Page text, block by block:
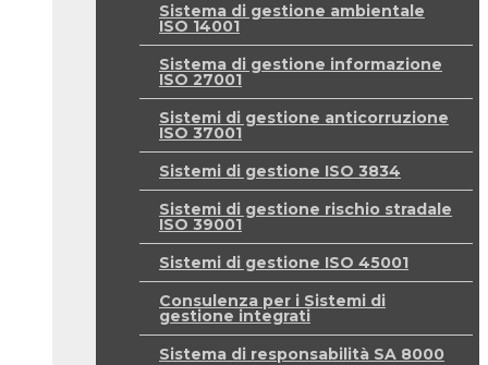
Sistema di gestione ambientale
ISO 14001
Sistema di gestione informazione
ISO 27001
Sistemi di gestione anticorruzione
ISO 37001
Sistemi di gestione ISO 3834
Sistemi di gestione rischio stradale
ISO 39001
Sistemi di gestione ISO 45001
Consulenza per i Sistemi di
gestione integrati
Sistema di responsabilità SA 8000